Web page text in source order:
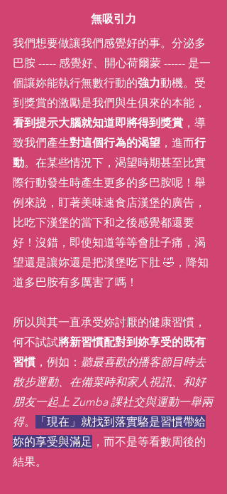
無吸引力
我們想要做讓我們感覺好的事。分泌多
巴胺 ----- 感覺好、開心荷爾蒙 ------ 是一
個讓妳能執行無數行動的強力動機。受
到獎賞的激勵是我們與生俱來的本能，
看到提示大腦就知道即將得到獎賞 ，導
致我們產生對這個行為的渴望 ，進而行
動。在某些情況下，渴望時期甚至比實
際行動發生時產生更多的多巴胺呢！舉
例來說，盯著美味速食店漢堡的廣告，
比吃下漢堡的當下和之後感覺都還要
好！沒錯，即使知道等等會肚子痛，渴
望還是讓妳還是把漢堡吃下肚 🤣，降知
道多巴胺有多厲害了嗎！
所以與其一直承受妳討厭的健康習慣，
何不試試將新習慣配對到妳享受的既有
習慣 ，例如： 聽最喜歡的播客節目時去
散步運動、在備菜時和家人視訊、和好
朋友一起上 Zumba 課社交與運動一舉兩
得。
「現在」就找到落實駱是習慣帶給
妳的享受與滿足 ，而不是等看數周後的
結果。